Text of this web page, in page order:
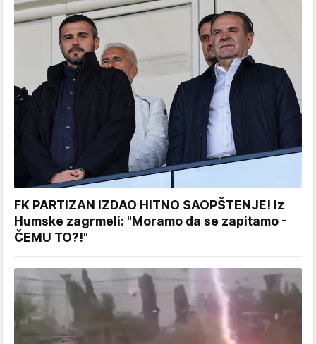
FK PARTIZAN IZDAO HITNO SAOPŠTENJE! Iz
Humske zagrmeli: "Moramo da se zapitamo -
ČEMU TO?!"